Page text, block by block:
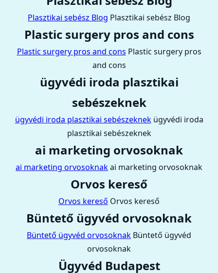
Plasztikai sebész Blog Plasztikai sebész Blog
Plastic surgery pros and cons
Plastic surgery pros and cons Plastic surgery pros
and cons
ügyvédi iroda plasztikai
sebészeknek
ügyvédi iroda plasztikai sebészeknekügyvédi iroda
plasztikai sebészeknek
ai marketing orvosoknak
ai marketing orvosoknakai marketing orvosoknak
Orvos kereső
Orvos kereső Orvos kereső
Büntető ügyvéd orvosoknak
Büntető ügyvéd orvosoknak Büntető ügyvéd
orvosoknak
Ügyvéd Budapest